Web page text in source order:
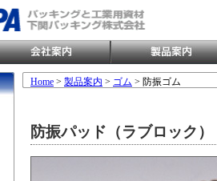
Home > 製品案内 > ゴム > 防振ゴム
防振パッド（ラブロック）